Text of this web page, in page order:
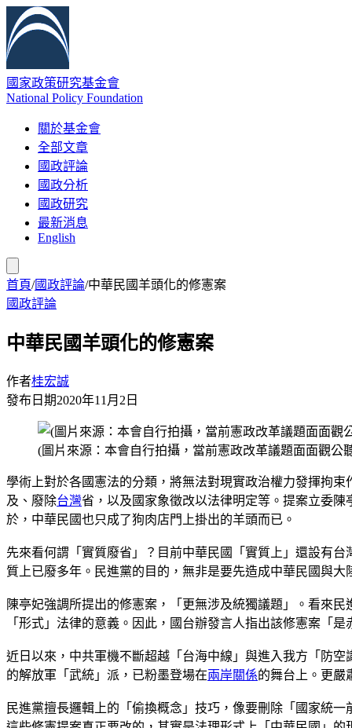
國家政策研究基金會
National Policy Foundation
關於基金會
全部文章
國政評論
國政分析
國政研究
最新消息
English
首頁/國政評論/中華民國羊頭化的修憲案
國政評論
中華民國羊頭化的修憲案
作者桂宏誠
發布日期2020年11月2日
(圖片來源：本會自行拍攝，當前憲政改革議題面面觀公
學術上對於各國憲法的分類，將無法對現實政治權力發揮拘
及、廢除台灣省，以及國家象徵改以法律明定等。提案立委
於，中華民國也只成了狗肉店門上掛出的羊頭而已。
先來看何謂「實質廢省」？目前中華民國「實質上」還設有
質上已廢多年。民進黨的目的，無非是要先造成中華民國與
陳亭妃強調所提出的修憲案，「更無涉及統獨議題」。看來
「形式」法律的意義。因此，國台辦發言人指出該修憲案「
近日以來，中共軍機不斷超越「台海中線」與進入我方「防
的解放軍「武統」派，已粉墨登場在兩岸關係的舞台上。更嚴
民進黨擅長邏輯上的「偷換概念」技巧，像要刪除「國家統